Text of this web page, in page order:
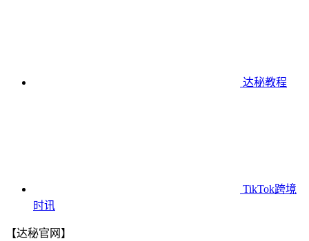
达秘教程
TikTok跨境
时讯
【达秘官网】